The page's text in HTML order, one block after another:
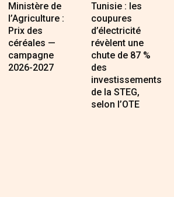
Ministère de
l’Agriculture :
Prix des
céréales —
campagne
2026-2027
Tunisie : les
coupures
d’électricité
révèlent une
chute de 87 %
des
investissements
de la STEG,
selon l’OTE